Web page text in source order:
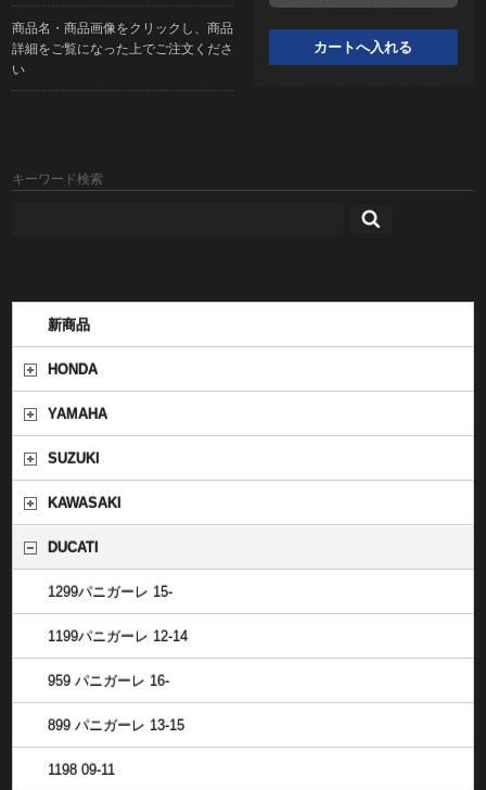
商品名・商品画像をクリックし、商品
詳細をご覧になった上でご注文くださ
い
キーワード検索
新商品
HONDA
YAMAHA
SUZUKI
KAWASAKI
DUCATI
1299パニガーレ 15-
1199パニガーレ 12-14
959 パニガーレ 16-
899 パニガーレ 13-15
1198 09-11